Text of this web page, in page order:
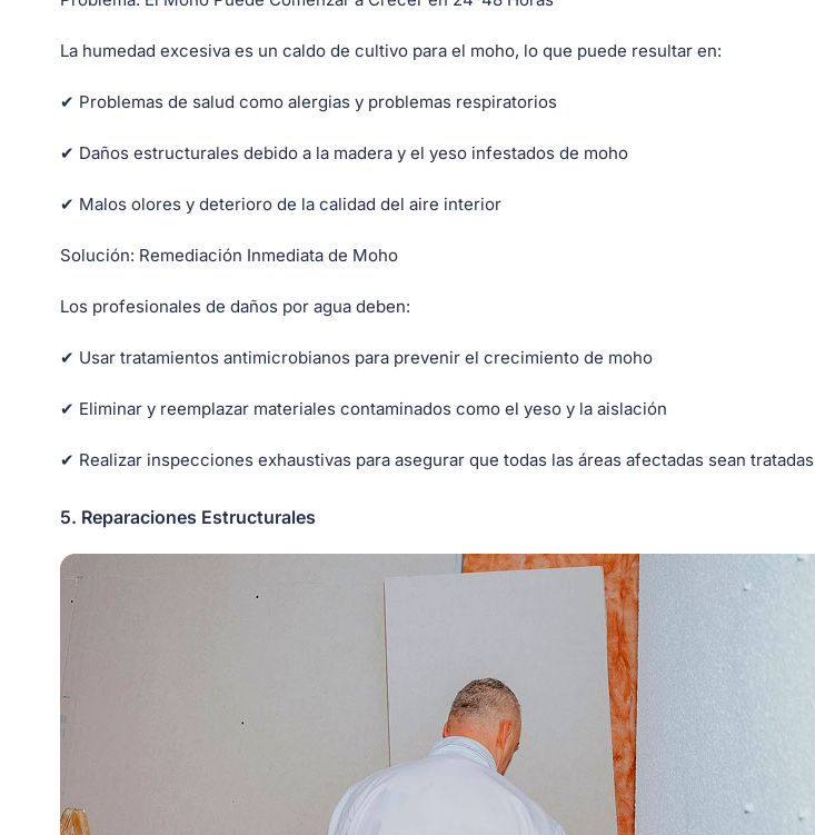
La humedad excesiva es un caldo de cultivo para el moho, lo que puede resultar en:
✔ Problemas de salud como alergias y problemas respiratorios
✔ Daños estructurales debido a la madera y el yeso infestados de moho
✔ Malos olores y deterioro de la calidad del aire interior
Solución: Remediación Inmediata de Moho
Los profesionales de daños por agua deben:
✔ Usar tratamientos antimicrobianos para prevenir el crecimiento de moho
✔ Eliminar y reemplazar materiales contaminados como el yeso y la aislación
✔ Realizar inspecciones exhaustivas para asegurar que todas las áreas afectadas sean tratadas
5. Reparaciones Estructurales